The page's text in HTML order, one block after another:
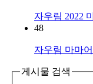
자우림 2022
48
자우림 마마
게시물 검색